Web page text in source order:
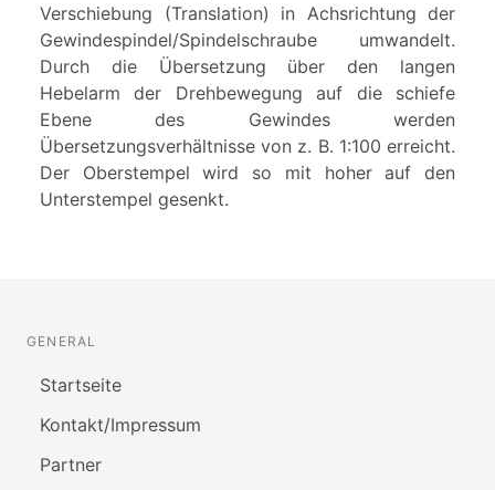
Verschiebung (Translation) in Achsrichtung der
Gewindespindel/Spindelschraube umwandelt.
Durch die Übersetzung über den langen
Hebelarm der Drehbewegung auf die schiefe
Ebene des Gewindes werden
Übersetzungsverhältnisse von z. B. 1:100 erreicht.
Der Oberstempel wird so mit hoher auf den
Unterstempel gesenkt.
GENERAL
Startseite
Kontakt/Impressum
Partner